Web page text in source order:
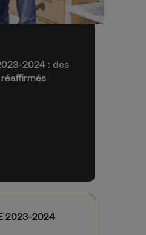
2024 : des
2023-2024